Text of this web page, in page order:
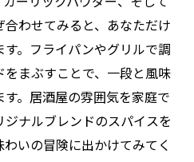
わせてみると、あなただけ
。フライパンやグリルで調
まぶすことで、一段と風味
。居酒屋の雰囲気を家庭で
ナルブレンドのスパイスを
いの冒険に出かけてみてく